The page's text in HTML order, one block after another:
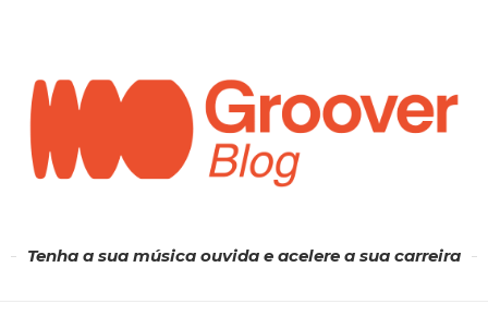
Tenha a sua música ouvida e acelere a sua carreira